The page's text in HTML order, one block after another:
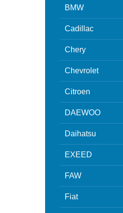
BMW
Cadillac
Chery
Chevrolet
Citroen
DAEWOO
Daihatsu
EXEED
FAW
Fiat